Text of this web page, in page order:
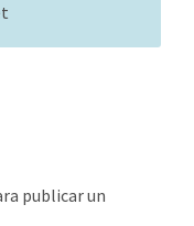
publicar un